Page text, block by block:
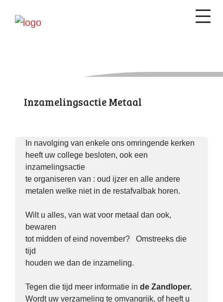
Inzamelingsactie Metaal
In navolging van enkele ons omringende kerken
heeft uw college besloten, ook een
inzamelingsactie
te organiseren van : oud ijzer en alle andere
metalen welke niet in de restafvalbak horen.
Wilt u alles, van wat voor metaal dan ook,
bewaren
tot midden of eind november? Omstreeks die
tijd
houden we dan de inzameling.
Tegen die tijd meer informatie in de Zandloper.
Wordt uw verzameling te omvangrijk, of heeft u